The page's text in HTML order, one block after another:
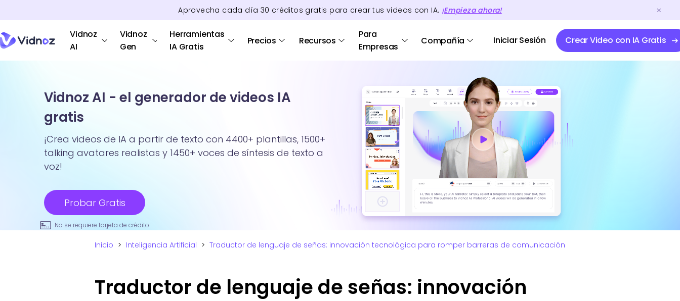
Aprovecha cada día 30 créditos gratis para crear tus videos con IA. ¡Empieza ahora!
Vidnoz
AI
Vidnoz
Gen
Herramientas
IA Gratis
Precios Recursos
Para
Empresas
Compañía Iniciar Sesión Crear Video con IA Gratis
Vidnoz AI - el generador de videos IA
gratis
¡Crea videos de IA a partir de texto con 4400+ plantillas, 1500+
talking avatares realistas y 1450+ voces de síntesis de texto a
voz!
Probar Gratis
No se requiere tarjeta de crédito
Inicio > Inteligencia Artificial > Traductor de lenguaje de señas: innovación tecnológica para romper barreras de comunicación
Traductor de lenguaje de señas: innovación